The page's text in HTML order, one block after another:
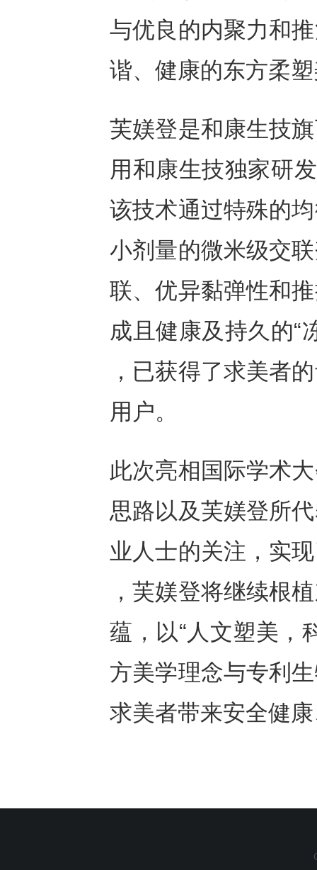
与优良的内聚力和
谐、健康的东方柔
芙媄登是和康生技
用和康生技独家研
该技术通过特殊的
小剂量的微米级交
联、优异黏弹性和
成且健康及持久的“
，已获得了求美者
用户。
此次亮相国际学术
思路以及芙媄登所
业人士的关注，实
，芙媄登将继续根
蕴，以“人文塑美，
方美学理念与专利
求美者带来安全健